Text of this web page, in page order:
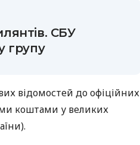
СБУ
групу
відомостей до офіційних
коштами у великих